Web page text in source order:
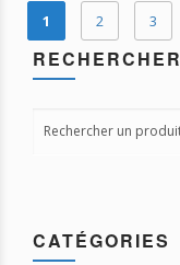
1 2 3
RECHERCHER
for:
CATÉGORIES